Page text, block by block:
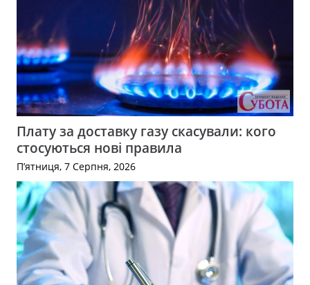
Плату за доставку газу скасували: кого
стосуються нові правила
П’ятниця, 7 Серпня, 2026